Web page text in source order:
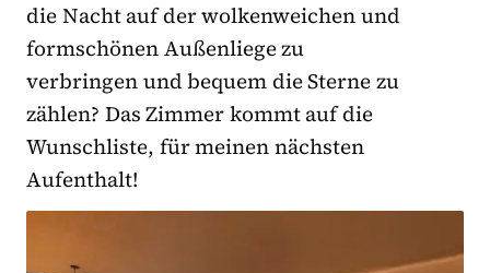
die Nacht auf der wolkenweichen und
formschönen Außenliege zu
verbringen und bequem die Sterne zu
zählen? Das Zimmer kommt auf die
Wunschliste, für meinen nächsten
Aufenthalt!